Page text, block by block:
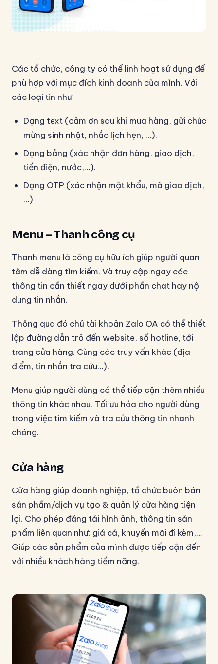
Các tổ chức, công ty có thể linh hoạt sử dụng để
phù hợp với mục đích kinh doanh của mình. Với
các loại tin như:
Dạng text (cảm ơn sau khi mua hàng, gửi chúc
mừng sinh nhật, nhắc lịch hẹn, …).
Dạng bảng (xác nhận đơn hàng, giao dịch,
tiền điện, nước,…).
Dạng OTP (xác nhận mật khẩu, mã giao dịch,
…)
Menu – Thanh công cụ
Thanh menu là công cụ hữu ích giúp người quan
tâm dễ dàng tìm kiếm. Và truy cập ngay các
thông tin cần thiết ngay dưới phần chat hay nội
dung tin nhắn.
Thông qua đó chủ tài khoản Zalo OA có thể thiết
lập đường dẫn trỏ đến website, số hotline, tới
trang cửa hàng. Cùng các truy vấn khác (địa
điểm, tin nhắn tra cứu…).
Menu giúp người dùng có thể tiếp cận thêm nhiều
thông tin khác nhau. Tối ưu hóa cho người dùng
trong việc tìm kiếm và tra cứu thông tin nhanh
chóng.
Cửa hàng
Cửa hàng giúp doanh nghiệp, tổ chức buôn bán
sản phẩm/dịch vụ tạo & quản lý cửa hàng tiện
lợi. Cho phép đăng tải hình ảnh, thông tin sản
phẩm liên quan như: giá cả, khuyến mãi đi kèm,…
Giúp các sản phẩm của mình được tiếp cận đến
với nhiều khách hàng tiềm năng.